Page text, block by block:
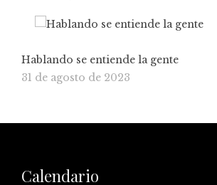
Hablando se entiende la gente
31 de agosto de 2023
Calendario